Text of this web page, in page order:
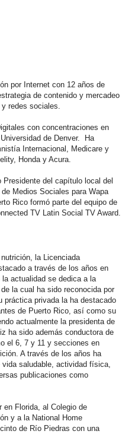
por Internet con 12 años de
de contenido y mercadeo
redes sociales.
con concentraciones en
de Denver. Ha
Internacional, Medicare y
Honda y Acura.
del capítulo local del
Medios Sociales para Wapa
Rico formó parte del equipo de
TV Latin Social TV Award.
la Licenciada
a través de los años en
actualidad se dedica a la
la cual ha sido reconocida por
práctica privada la ha destacado
de Puerto Rico, así como su
actualmente la presidenta de
ha sido además conductora de
el 6, 7 y 11 y secciones en
A través de los años ha
saludable, actividad física,
publicaciones como
en Florida, al Colegio de
y a la National Home
de Río Piedras con una